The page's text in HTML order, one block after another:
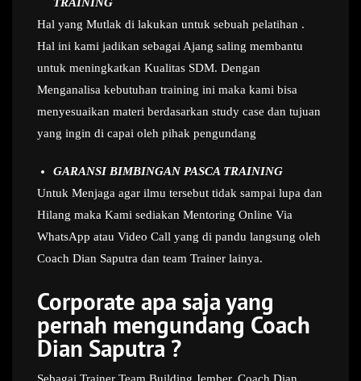
Hal yang Mutlak di lakukan untuk sebuah pelatihan .
Hal ini kami jadikan sebagai Ajang saling membantu
untuk meningkatkan Kualitas SDM. Dengan
Menganalisa kebutuhan training ini maka kami bisa
menyesuaikan materi berdasarkan study case dan tujuan
yang ingin di capai oleh pihak pengundang
GARANSI BIMBINGAN PASCA TRAINING
Untuk Menjaga agar ilmu tersebut tidak sampai lupa dan
Hilang maka Kami sediakan Mentoring Online Via
WhatsApp atau Video Call yang di pandu langsung oleh
Coach Dian Saputra dan team Trainer lainya.
Corporate apa saja yang
pernah mengundang Coach
Dian Saputra ?